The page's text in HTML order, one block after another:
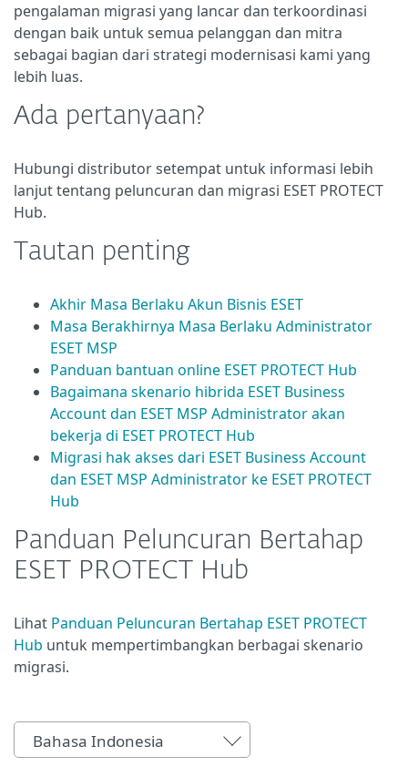
pengalaman migrasi yang lancar dan terkoordinasi
dengan baik untuk semua pelanggan dan mitra
sebagai bagian dari strategi modernisasi kami yang
lebih luas.
Ada pertanyaan?
Hubungi distributor setempat untuk informasi lebih
lanjut tentang peluncuran dan migrasi ESET PROTECT
Hub.
Tautan penting
Akhir Masa Berlaku Akun Bisnis ESET
Masa Berakhirnya Masa Berlaku Administrator
ESET MSP
Panduan bantuan online ESET PROTECT Hub
Bagaimana skenario hibrida ESET Business
Account dan ESET MSP Administrator akan
bekerja di ESET PROTECT Hub
Migrasi hak akses dari ESET Business Account
dan ESET MSP Administrator ke ESET PROTECT
Hub
Panduan Peluncuran Bertahap
ESET PROTECT Hub
Lihat Panduan Peluncuran Bertahap ESET PROTECT
Hub untuk mempertimbangkan berbagai skenario
migrasi.
Bahasa Indonesia